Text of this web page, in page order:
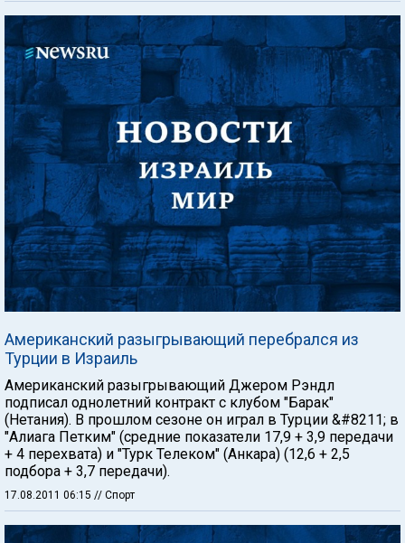
Американский разыгрывающий перебрался из
Турции в Израиль
Американский разыгрывающий Джером Рэндл
подписал однолетний контракт с клубом "Барак"
(Нетания). В прошлом сезоне он играл в Турции &#8211; в
"Алиага Петким" (средние показатели 17,9 + 3,9 передачи
+ 4 перехвата) и "Турк Телеком" (Анкара) (12,6 + 2,5
подбора + 3,7 передачи).
17.08.2011 06:15 // Спорт